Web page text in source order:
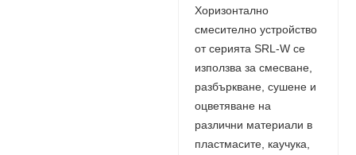
Хоризонтално
смесително устройство
от серията SRL-W се
използва за смесване,
разбъркване, сушене и
оцветяване на
различни материали в
пластмасите, каучука,